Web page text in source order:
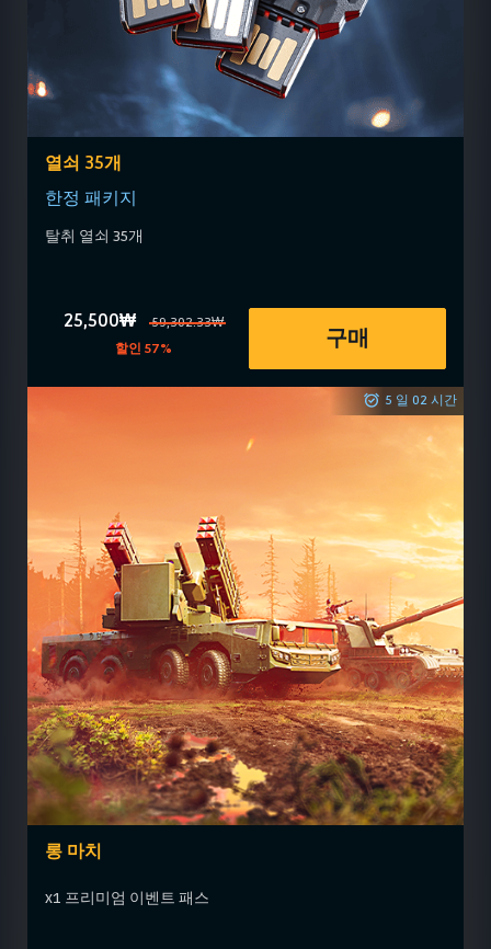
열쇠 35개
한정 패키지
탈취 열쇠 35개
25,500₩
59,302.33₩
할인 57%
구매
5 일 02 시간
롱 마치
x1 프리미엄 이벤트 패스